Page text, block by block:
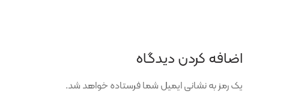
اضافه کردن دیدگاه
یک رمز به نشانی ایمیل شما فرستاده خواهد شد.